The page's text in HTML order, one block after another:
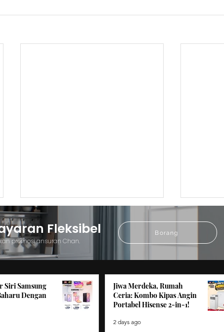
Clearance Sale Keningau:
Pakej Kombo Telefon Pintar
Muar
Sale:
Pintar
Fleksibel
promosi ansuran Chan.
Borang
Siri Samsung
Dengan
Jiwa Merdeka, Rumah
Ceria: Kombo Kipas Angin
Portabel Hisense 2-in-1!
2 days ago